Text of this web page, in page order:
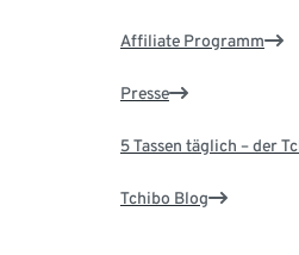
Affiliate Programm
Presse
5 Tassen täglich – der
Tchibo Blog